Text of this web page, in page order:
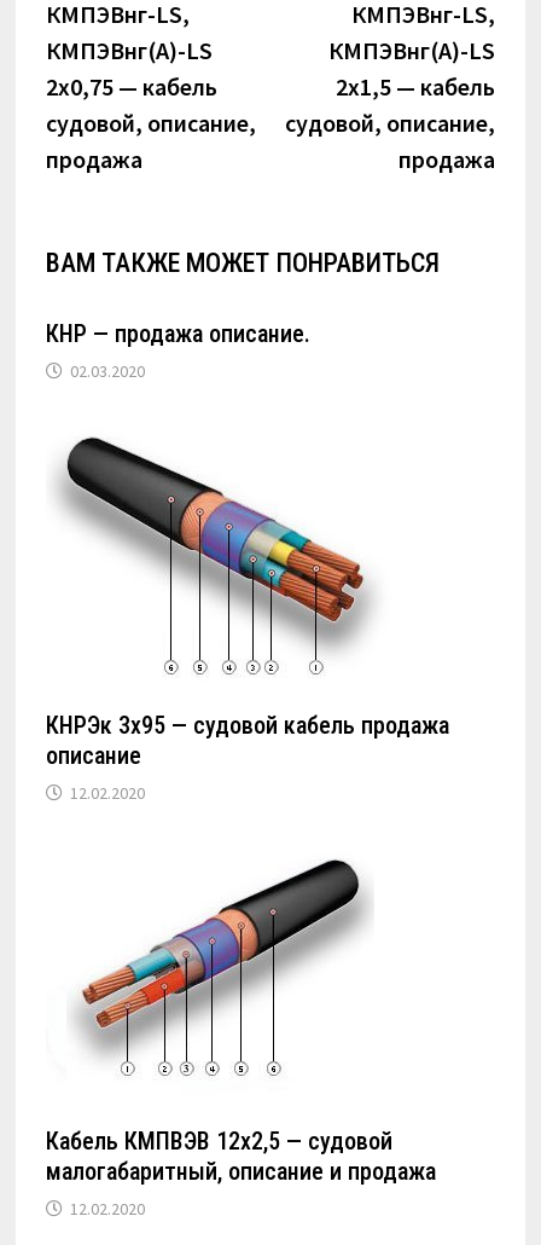
по
записям
КМПЭВнг-LS,
КМПЭВнг(А)-LS
2х0,75 — кабель
судовой, описание,
продажа
КМПЭВнг-LS,
КМПЭВнг(А)-LS
2х1,5 — кабель
судовой, описание,
продажа
ВАМ ТАКЖЕ МОЖЕТ ПОНРАВИТЬСЯ
КНР — продажа описание.
02.03.2020
КНРЭк 3х95 — судовой кабель продажа
описание
12.02.2020
Кабель КМПВЭВ 12х2,5 — судовой
малогабаритный, описание и продажа
12.02.2020